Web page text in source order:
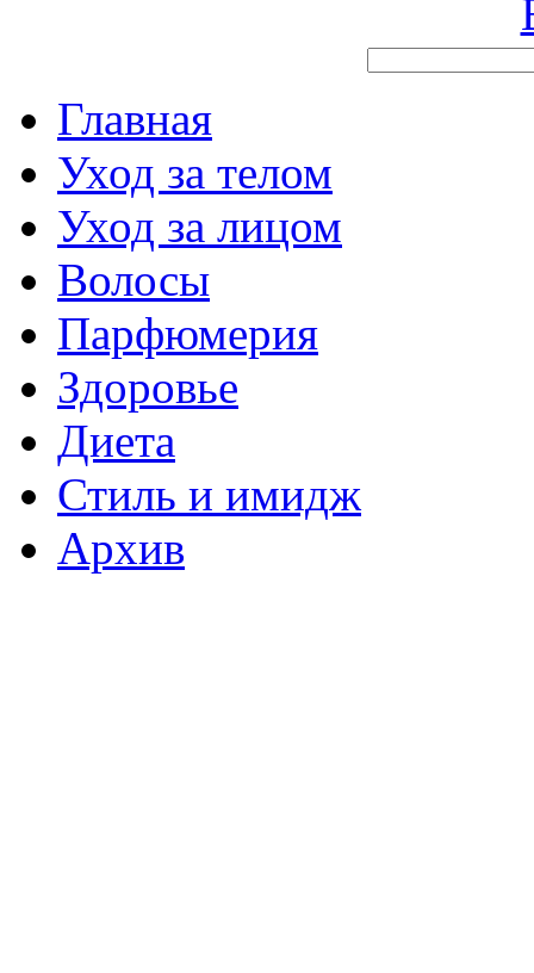
Главная
Уход за телом
Уход за лицом
Волосы
Парфюмерия
Здоровье
Диета
Стиль и имидж
Архив